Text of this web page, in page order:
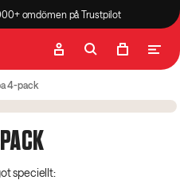
omdömen på Trustpilot
4-pack
speciellt: